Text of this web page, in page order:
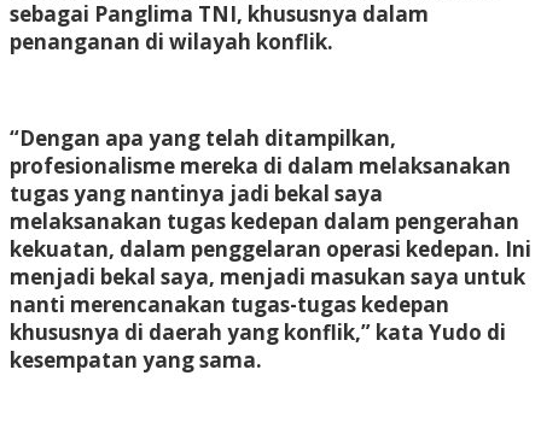
sebagai Panglima TNI, khususnya dalam
penanganan di wilayah konflik.
“Dengan apa yang telah ditampilkan,
profesionalisme mereka di dalam melaksanakan
tugas yang nantinya jadi bekal saya
melaksanakan tugas kedepan dalam pengerahan
kekuatan, dalam penggelaran operasi kedepan. Ini
menjadi bekal saya, menjadi masukan saya untuk
nanti merencanakan tugas-tugas kedepan
khususnya di daerah yang konflik,” kata Yudo di
kesempatan yang sama.